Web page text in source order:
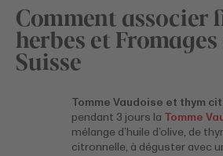
Comment associer
herbes et Fromages
Suisse
Tomme Vaudoise et thym
pendant 3 jours la Tomme
mélange d’huile d’olive, de
citronnelle, à déguster avec